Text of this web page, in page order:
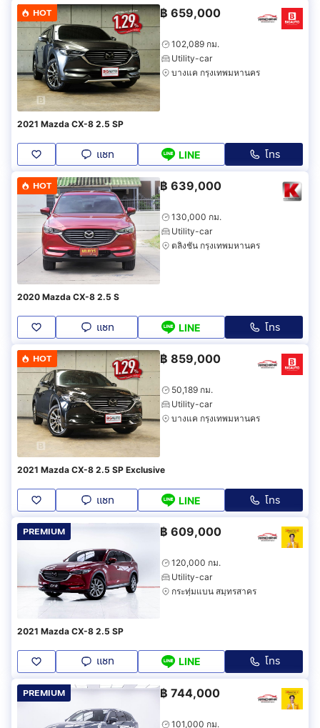
HOT ฿ 659,000
102,089 กม.
Utility-car
บางแค กรุงเทพมหานคร
2021 Mazda CX-8 2.5 SP
แชท LINE โทร
HOT ฿ 639,000
130,000 กม.
Utility-car
ตลิ่งชัน กรุงเทพมหานคร
2020 Mazda CX-8 2.5 S
แชท LINE โทร
HOT ฿ 859,000
50,189 กม.
Utility-car
บางแค กรุงเทพมหานคร
2021 Mazda CX-8 2.5 SP Exclusive
แชท LINE โทร
PREMIUM ฿ 609,000
120,000 กม.
Utility-car
กระทุ่มแบน สมุทรสาคร
2021 Mazda CX-8 2.5 SP
แชท LINE โทร
PREMIUM ฿ 744,000
101,000 กม.